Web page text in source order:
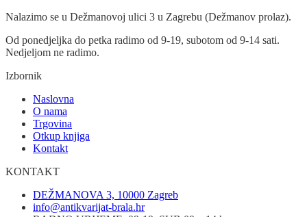
Nalazimo se u Dežmanovoj ulici 3 u Zagrebu (Dežmanov prolaz).
Od ponedjeljka do petka radimo od 9-19, subotom od 9-14 sati.
Nedjeljom ne radimo.
Izbornik
Naslovna
O nama
Trgovina
Otkup knjiga
Kontakt
KONTAKT
DEŽMANOVA 3, 10000 Zagreb
info@antikvarijat-brala.hr